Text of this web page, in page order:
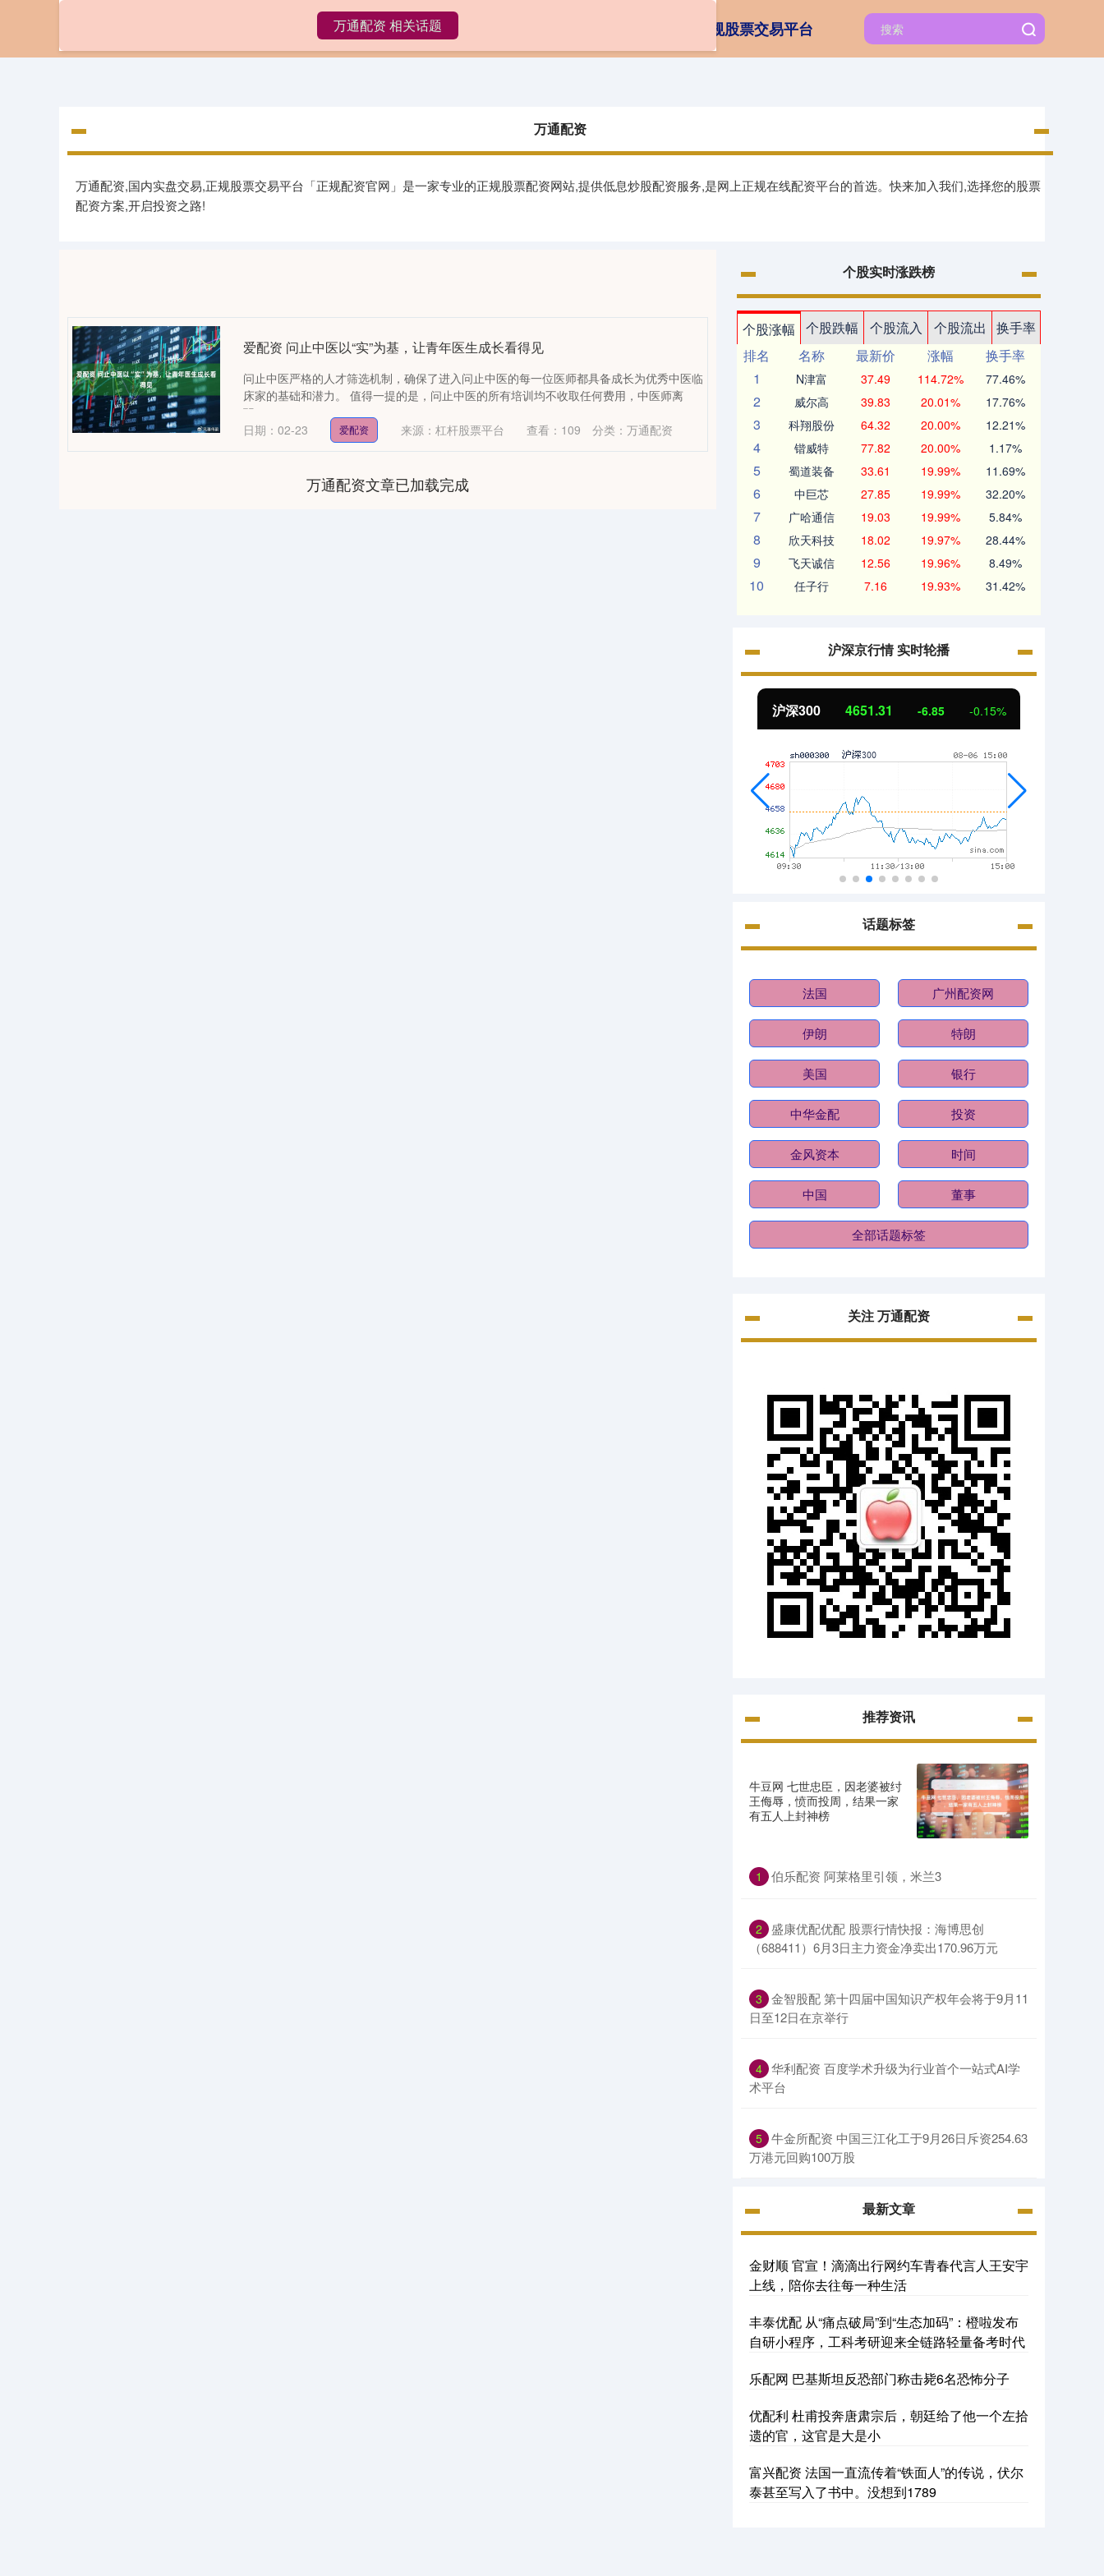
万通配资 正规股票交易平台
万通配资
万通配资,国内实盘交易,正规股票交易平台「正规配资官网」是一家专业的正规股票配资网站,提供低息炒股配资服务,是网上正规在线配资平台的首选。快来加入我们,选择您的股票
配资方案,开启投资之路!
万通配资 相关话题
爱配资 问止中医以“实”为基，让青年医生成长看得见
问止中医严格的人才筛选机制，确保了进入问止中医的每一位医师都具备成长为优秀中医临
床家的基础和潜力。 值得一提的是，问止中医的所有培训均不收取任何费用，中医师离
职....
日期：02-23
爱配资 来源：杠杆股票平台 查看： 109 分类： 万通配资
万通配资文章已加载完成
个股实时涨跌榜
个股涨幅 个股跌幅 个股流入 个股流出
换手率
排名
名称 最新价 涨幅
换手率
1
N津富 37.49 114.72% 77.46%
2 威尔高 39.83 20.01% 17.76%
3 科翔股份 64.32 20.00% 12.21%
4 锴威特 77.82 20.00% 1.17%
5 蜀道装备 33.61 19.99% 11.69%
6 中巨芯 27.85 19.99% 32.20%
7 广哈通信 19.03 19.99% 5.84%
8 欣天科技 18.02 19.97% 28.44%
9 飞天诚信 12.56 19.96% 8.49%
10 任子行 7.16 19.93% 31.42%
沪深京行情 实时轮播
沪深300 4651.31 -6.85 -0.15%
话题标签
法国 广州配资网
伊朗 特朗
美国 银行
中华金配 投资
金风资本 时间
中国 董事
全部话题标签
关注 万通配资
推荐资讯
牛豆网 七世忠臣，因老婆被纣
王侮辱，愤而投周，结果一家
有五人上封神榜
1 伯乐配资 阿莱格里引领，米兰3
2 盛康优配优配 股票行情快报：海博思创
（688411）6月3日主力资金净卖出170.96万元
3 金智股配 第十四届中国知识产权年会将于9月11
日至12日在京举行
4 华利配资 百度学术升级为行业首个一站式AI学
术平台
5 牛金所配资 中国三江化工于9月26日斥资254.63
万港元回购100万股
最新文章
金财顺 官宣！滴滴出行网约车青春代言人王安宇
上线，陪你去往每一种生活
丰泰优配 从“痛点破局”到“生态加码”：橙啦发布
自研小程序，工科考研迎来全链路轻量备考时代
乐配网 巴基斯坦反恐部门称击毙6名恐怖分子
优配利 杜甫投奔唐肃宗后，朝廷给了他一个左拾
遗的官，这官是大是小
富兴配资 法国一直流传着“铁面人”的传说，伏尔
泰甚至写入了书中。没想到1789